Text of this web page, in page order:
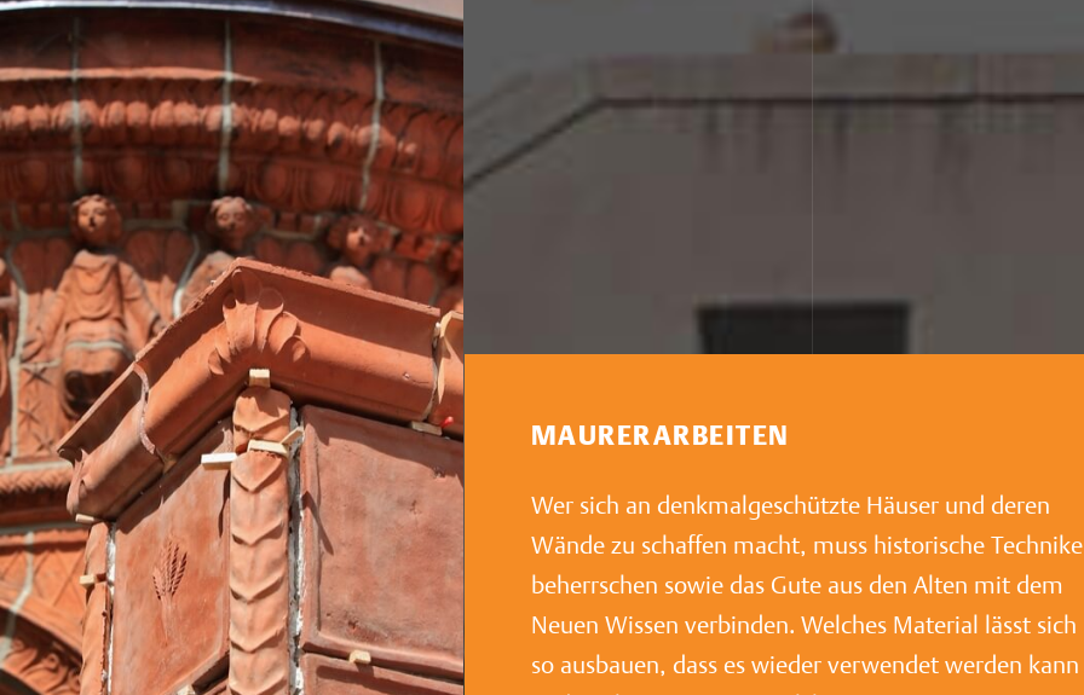
MAURERARBEITEN
Wer sich an denkmalgeschützte Häuser und deren
Wände zu schaffen macht, muss historische
beherrschen sowie das Gute aus den Alten mit dem
Neuen Wissen verbinden. Welches Material lässt sich
so ausbauen, dass es wieder verwendet werden kann